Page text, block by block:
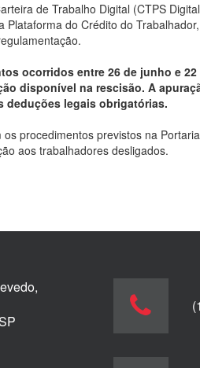
de Trabalho Digital (CTPS
do Crédito do
ocorridos entre 26 de junho e
disponível na rescisão. A
deduções legais obrigatórias.
procedimentos previstos na
aos trabalhadores desligados.